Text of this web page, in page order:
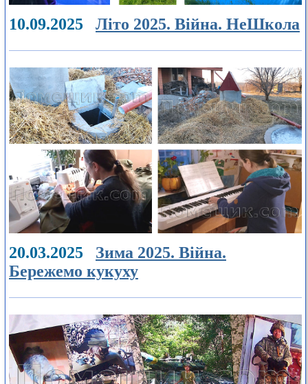
10.09.2025 Літо 2025. Війна. НеШкола
20.03.2025 Зима 2025. Війна.
Бережемо кукуху